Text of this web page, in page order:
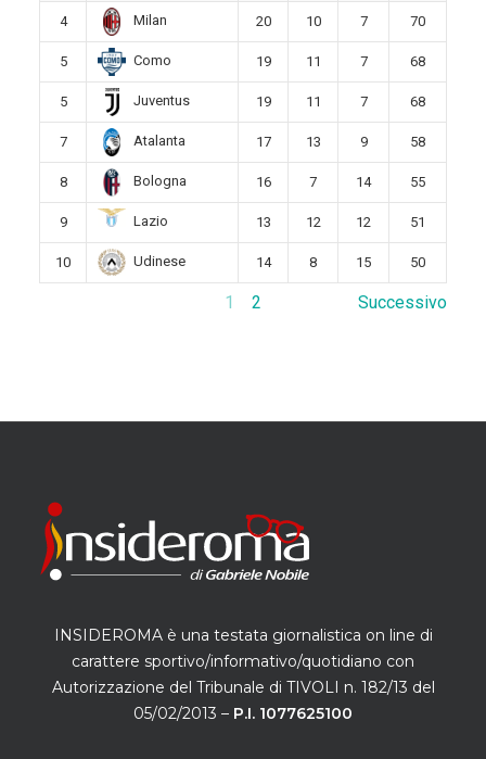
4 Milan 20 10 7 70
5 Como 19 11 7 68
5 Juventus 19 11 7 68
7 Atalanta 17 13 9 58
8 Bologna 16 7 14 55
9 Lazio 13 12 12 51
10 Udinese 14 8 15 50
1 2 Successivo
INSIDEROMA è una testata giornalistica on line di
carattere sportivo/informativo/quotidiano con
Autorizzazione del Tribunale di TIVOLI n. 182/13 del
05/02/2013 – P.I. 1077625100